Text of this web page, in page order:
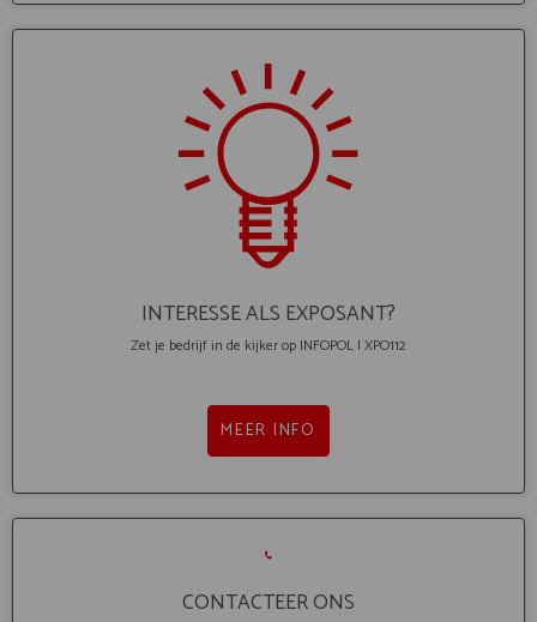
INTERESSE ALS EXPOSANT?
Zet je bedrijf in de kijker op INFOPOL I XPO112
MEER INFO
CONTACTEER ONS